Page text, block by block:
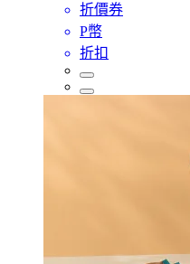
折價券
P幣
折扣